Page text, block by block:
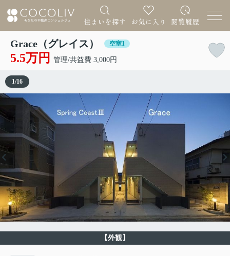
Grace（グレイス） 空室1
5.5万円 管理/共益費 3,000円
【外観】
1/16